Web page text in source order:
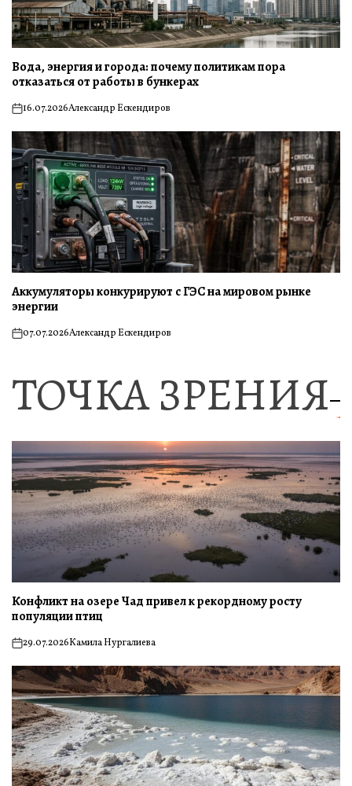
Вода, энергия и города: почему политикам пора
отказаться от работы в бункерах
on16.07.2026Александр Ескендиров
Аккумуляторы конкурируют с ГЭС на мировом рынке
энергии
on07.07.2026Александр Ескендиров
ТОЧКА ЗРЕНИЯ
Конфликт на озере Чад привел к рекордному росту
популяции птиц
on29.07.2026Камила Нургалиева